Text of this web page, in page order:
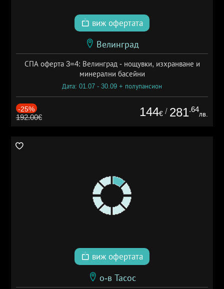
виж офертата
Велинград
СПА оферта 3=4: Велинград - нощувки, изхранване и
минерални басейни
Дата: 01.07 - 30.09 + полупансион
-25%
192.00€ 144€ / 281.64
лв.
виж офертата
о-в Тасос